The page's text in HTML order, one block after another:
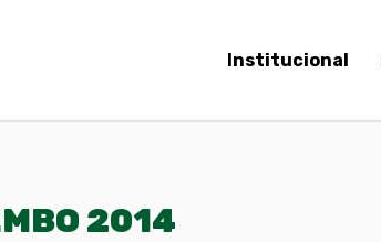
Institucional
2014